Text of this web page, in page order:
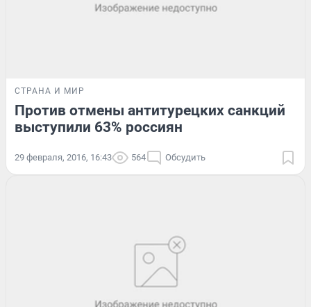
СТРАНА И МИР
Против отмены антитурецких санкций
выступили 63% россиян
29 февраля, 2016, 16:43 564 Обсудить